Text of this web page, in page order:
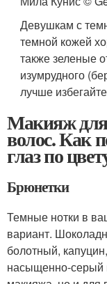
Девушкам с
темной кожей
также зеленые
изумрудного
лучше
Макияж
волос. Как
глаз по
Брюнетки
Темные нотки в
вариант.
болотный,
насыщенно-серый